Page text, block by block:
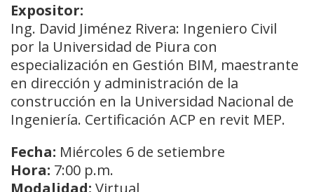
Expositor:
Ing. David Jiménez Rivera: Ingeniero Civil
por la Universidad de Piura con
especialización en Gestión BIM, maestrante
en dirección y administración de la
construcción en la Universidad Nacional de
Ingeniería. Certificación ACP en revit MEP.
Fecha: Miércoles 6 de setiembre
Hora: 7:00 p.m.